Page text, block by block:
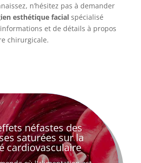
n’hésitez pas à demander
esthétique facialspécialisé
et de détails à propos
chirurgicale.
néfastes des
saturées sur la
cardiovasculaire